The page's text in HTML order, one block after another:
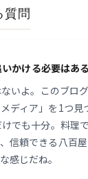
質問
かける必要はあ
いよ。このブロ
ディア」を1つ見
でも十分。料理
信頼できる八百
感じだね。